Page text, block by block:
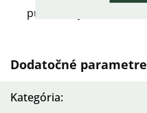
puncom rýdzosti 925.
Dodatočné parametre
Kategória: